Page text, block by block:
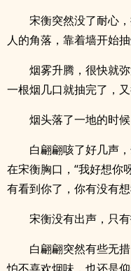
宋衡突然没了耐心
人的角落，靠着墙开始抽
烟雾升腾，很快就
一根烟几口就抽完了，又
烟头落了一地的时
白翩翩咳了好几声
在宋衡胸口，“我好想你
有看到你了，你有没有
宋衡没有出声，只
白翩翩突然有些无